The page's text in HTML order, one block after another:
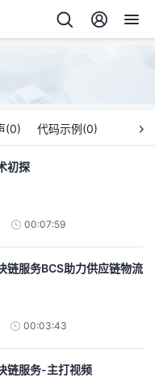
(0) 代码示例(0)
初探
00:07:59
链服务BCS助力供应链物流
00:03:43
链服务-主打视频